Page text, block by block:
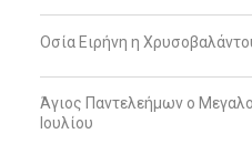
Οσία Ειρήνη η
Άγιος Παντελεήμων ο
Ιουλίου